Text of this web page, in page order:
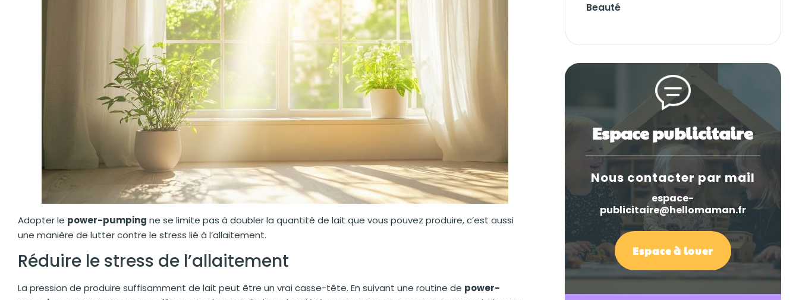
Adopter le power-pumping ne se limite pas à doubler la quantité de lait que vous pouvez produire, c’est aussi
une manière de lutter contre le stress lié à l’allaitement.
Réduire le stress de l’allaitement
La pression de produire suffisamment de lait peut être un vrai casse-tête. En suivant une routine de power-
Beauté
Espace publicitaire
Nous contacter par mail
espace-
publicitaire@hellomaman.fr
Espace à louer